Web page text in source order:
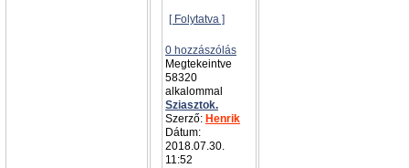
[ Folytatva ]
0 hozzászólás
Megtekeintve
58320
alkalommal
Sziasztok.
Szerző: Henrik
Dátum:
2018.07.30.
11:52